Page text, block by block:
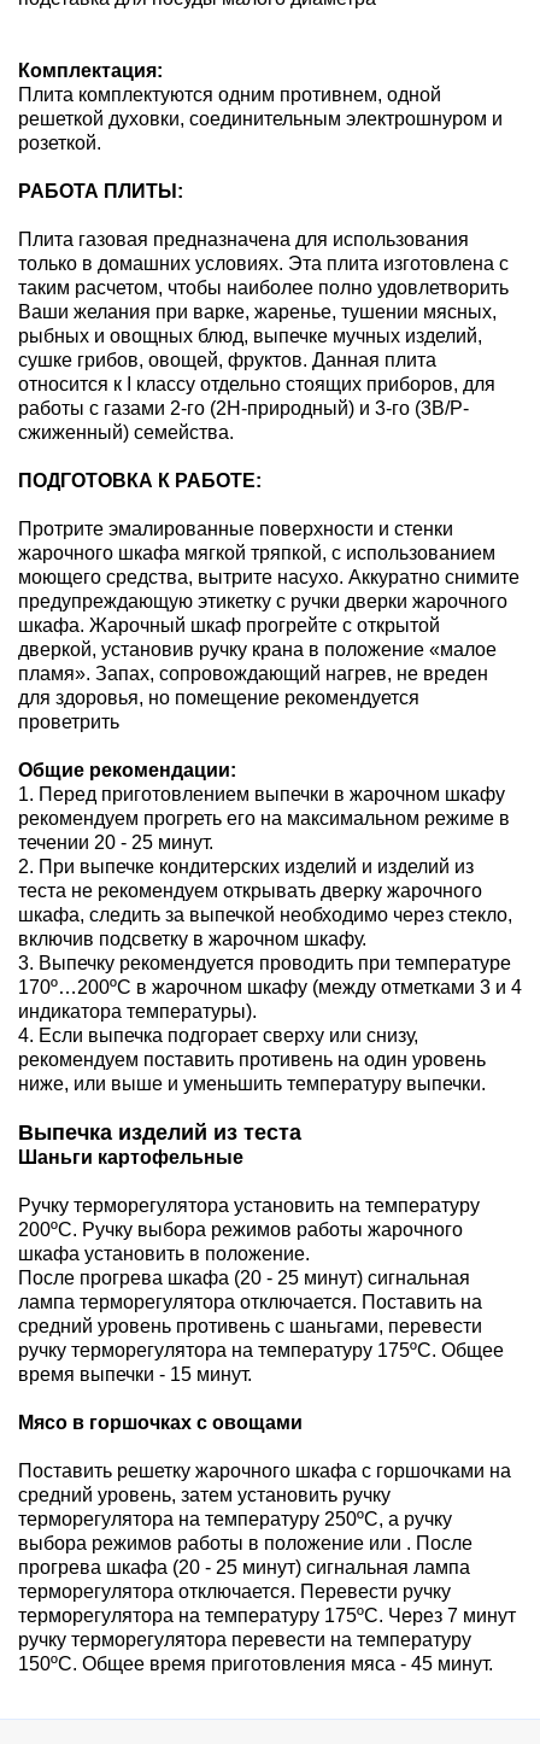
Комплектация:
Плита комплектуются одним противнем, одной
решеткой духовки, соединительным электрошнуром и
розеткой.
РАБОТА ПЛИТЫ:
Плита газовая предназначена для использования
только в домашних условиях. Эта плита изготовлена с
таким расчетом, чтобы наиболее полно удовлетворить
Ваши желания при варке, жаренье, тушении мясных,
рыбных и овощных блюд, выпечке мучных изделий,
сушке грибов, овощей, фруктов. Данная плита
относится к I классу отдельно стоящих приборов, для
работы с газами 2-го (2H-природный) и 3-го (3B/P-
сжиженный) семейства.
ПОДГОТОВКА К РАБОТЕ:
Протрите эмалированные поверхности и стенки
жарочного шкафа мягкой тряпкой, с использованием
моющего средства, вытрите насухо. Аккуратно снимите
предупреждающую этикетку с ручки дверки жарочного
шкафа. Жарочный шкаф прогрейте с открытой
дверкой, установив ручку крана в положение «малое
пламя». Запах, сопровождающий нагрев, не вреден
для здоровья, но помещение рекомендуется
проветрить
Общие рекомендации:
1. Перед приготовлением выпечки в жарочном шкафу
рекомендуем прогреть его на максимальном режиме в
течении 20 - 25 минут.
2. При выпечке кондитерских изделий и изделий из
теста не рекомендуем открывать дверку жарочного
шкафа, следить за выпечкой необходимо через стекло,
включив подсветку в жарочном шкафу.
3. Выпечку рекомендуется проводить при температуре
170º…200ºС в жарочном шкафу (между отметками 3 и 4
индикатора температуры).
4. Если выпечка подгорает сверху или снизу,
рекомендуем поставить противень на один уровень
ниже, или выше и уменьшить температуру выпечки.
Выпечка изделий из теста
Шаньги картофельные
Ручку терморегулятора установить на температуру
200ºС. Ручку выбора режимов работы жарочного
шкафа установить в положение.
После прогрева шкафа (20 - 25 минут) сигнальная
лампа терморегулятора отключается. Поставить на
средний уровень противень с шаньгами, перевести
ручку терморегулятора на температуру 175ºС. Общее
время выпечки - 15 минут.
Мясо в горшочках с овощами
Поставить решетку жарочного шкафа с горшочками на
средний уровень, затем установить ручку
терморегулятора на температуру 250ºС, а ручку
выбора режимов работы в положение или . После
прогрева шкафа (20 - 25 минут) сигнальная лампа
терморегулятора отключается. Перевести ручку
терморегулятора на температуру 175ºС. Через 7 минут
ручку терморегулятора перевести на температуру
150ºС. Общее время приготовления мяса - 45 минут.